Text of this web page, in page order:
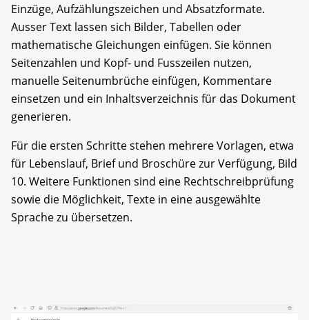
Einzüge, Aufzählungszeichen und Absatzformate.
Ausser Text lassen sich Bilder, Tabellen oder
mathematische Gleichungen einfügen. Sie können
Seitenzahlen und Kopf- und Fusszeilen nutzen,
manuelle Seitenumbrüche einfügen, Kommentare
einsetzen und ein Inhaltsverzeichnis für das Dokument
generieren.
Für die ersten Schritte stehen mehrere Vorlagen, etwa
für Lebenslauf, Brief und Broschüre zur Verfügung, Bild
10. Weitere Funktionen sind eine Rechtschreibprüfung
sowie die Möglichkeit, Texte in eine ausgewählte
Sprache zu übersetzen.